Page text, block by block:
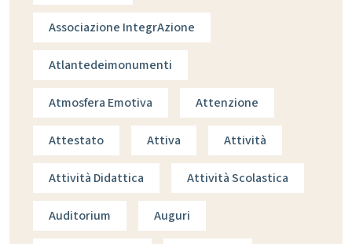
Associazione IntegrAzione
Atlantedeimonumenti
Atmosfera Emotiva Attenzione
Attestato Attiva Attività
Attività Didattica Attività Scolastica
Auditorium Auguri